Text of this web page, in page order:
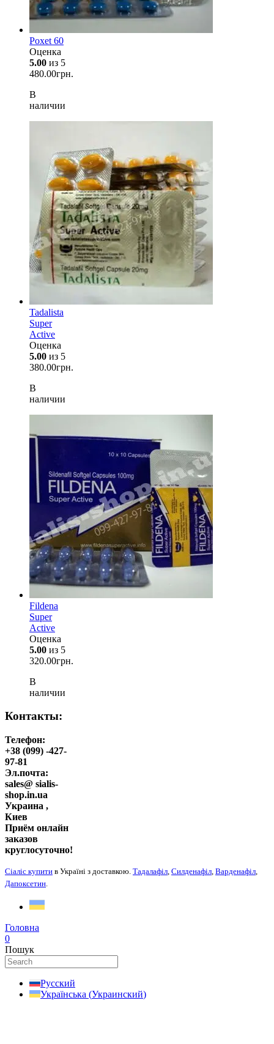
Poxet 60
Оценка
5.00 из 5
480.00грн.
В
наличии
Tadalista
Super
Active
Оценка
5.00 из 5
380.00грн.
В
наличии
Fildena
Super
Active
Оценка
5.00 из 5
320.00грн.
В
наличии
Контакты:
Телефон:
+38 (099) -427-
97-81
Эл.почта:
sales@ sialis-
shop.in.ua
Украина ,
Киев
Приём онлайн
заказов
круглосуточно!
Сіаліс купити в Україні з доставкою. Тадалафіл, Силденафіл, Варденафіл,
Дапоксетин.
Головна
0
Пошук
Русский
Українська (Украинский)